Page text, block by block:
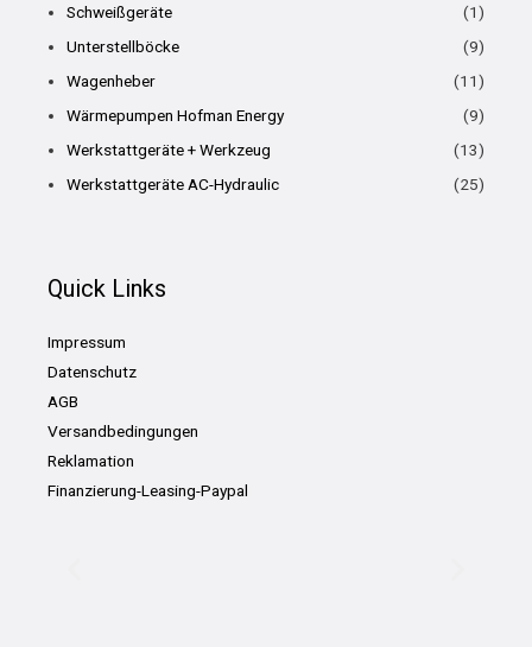
Schweißgeräte
(1)
Unterstellböcke
(9)
Wagenheber
(11)
Wärmepumpen Hofman Energy
(9)
Werkstattgeräte + Werkzeug
(13)
Werkstattgeräte AC-Hydraulic
(25)
Quick Links
Impressum
Datenschutz
AGB
Versandbedingungen
Reklamation
Finanzierung-Leasing-Paypal